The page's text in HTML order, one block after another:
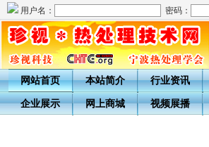
用户名： 密码：
网站首页 本站简介 行业资讯
企业展示 网上商城 视频展播